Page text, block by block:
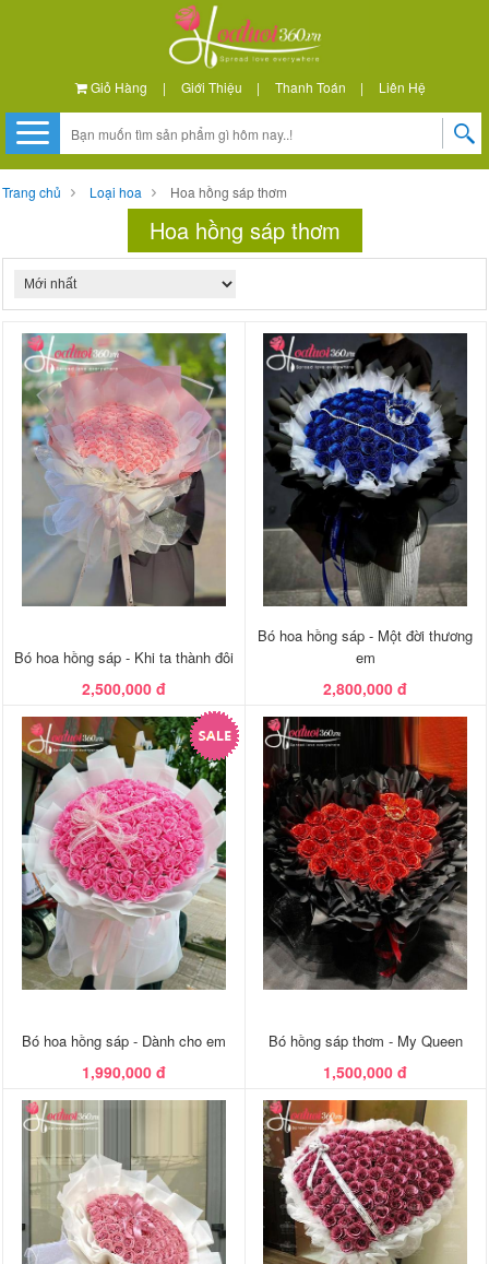
Giỏ Hàng | Giới Thiệu | Thanh Toán | Liên Hệ
Trang chủ Loại hoa Hoa hồng sáp thơm
Hoa hồng sáp thơm
Bó hoa hồng sáp - Khi ta thành đôi
2,500,000 đ
Bó hoa hồng sáp - Một đời thương
em
2,800,000 đ
Bó hoa hồng sáp - Dành cho em
1,990,000 đ
Bó hồng sáp thơm - My Queen
1,500,000 đ